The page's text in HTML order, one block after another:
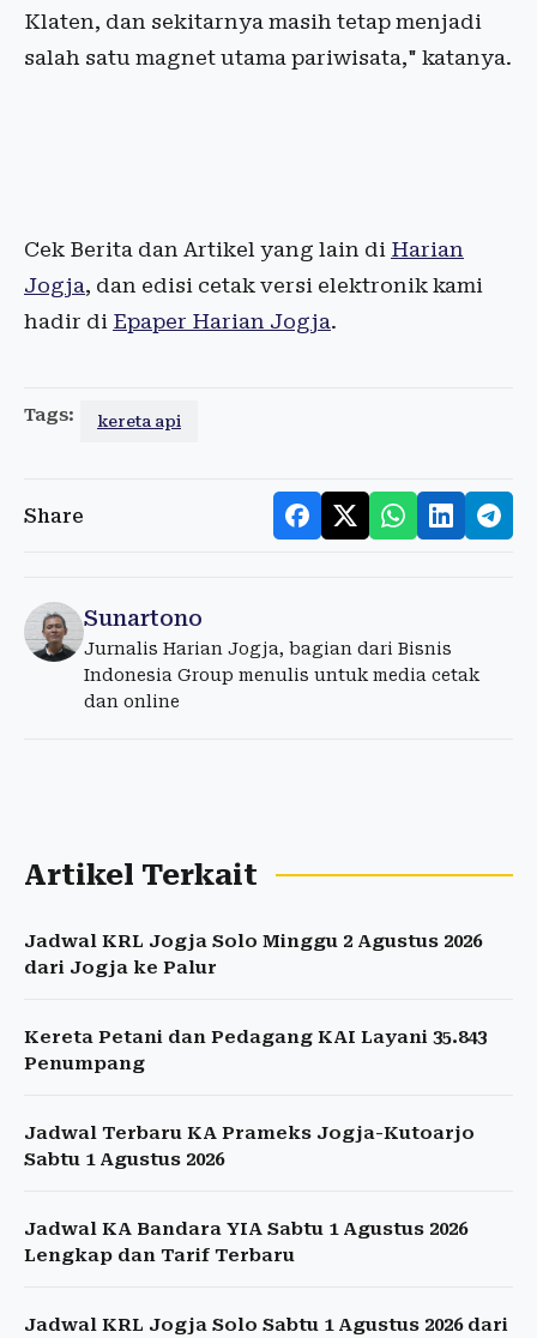
Klaten, dan sekitarnya masih tetap menjadi
salah satu magnet utama pariwisata," katanya.
Cek Berita dan Artikel yang lain di Harian
Jogja, dan edisi cetak versi elektronik kami
hadir di Epaper Harian Jogja.
Tags: kereta api
Share
Sunartono
Jurnalis Harian Jogja, bagian dari Bisnis
Indonesia Group menulis untuk media cetak
dan online
Artikel Terkait
Jadwal KRL Jogja Solo Minggu 2 Agustus 2026
dari Jogja ke Palur
Kereta Petani dan Pedagang KAI Layani 35.843
Penumpang
Jadwal Terbaru KA Prameks Jogja-Kutoarjo
Sabtu 1 Agustus 2026
Jadwal KA Bandara YIA Sabtu 1 Agustus 2026
Lengkap dan Tarif Terbaru
Jadwal KRL Jogja Solo Sabtu 1 Agustus 2026 dari